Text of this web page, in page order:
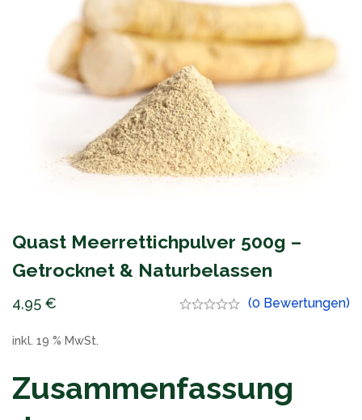
Quast Meerrettichpulver 500g –
Getrocknet & Naturbelassen
4,95 € (0 Bewertungen)
inkl. 19 % MwSt.
Zusammenfassung